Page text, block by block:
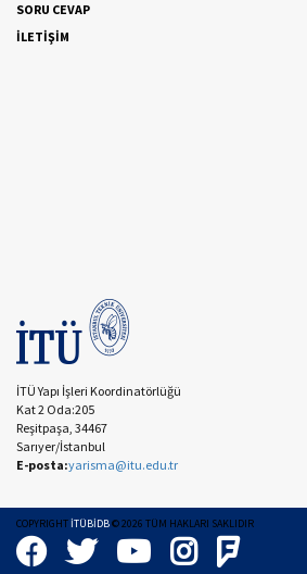
SORU CEVAP
İLETİŞİM
İTÜ Yapı İşleri Koordinatörlüğü
Kat 2 Oda:205
Reşitpaşa, 34467
Sarıyer/İstanbul
E-posta:yarisma@itu.edu.tr
COPYRIGHT İTÜBİDB©2026 TÜM HAKLARI SAKLIDIR